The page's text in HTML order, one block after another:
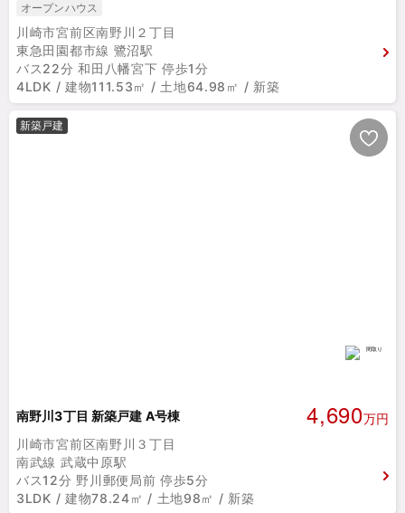
オープンハウス
川崎市宮前区南野川２丁目
東急田園都市線 鷺沼駅
バス22分 和田八幡宮下 停歩1分
4LDK / 建物111.53㎡ / 土地64.98㎡ / 新築
新築戸建
南野川3丁目 新築戸建 A号棟 4,690万円
川崎市宮前区南野川３丁目
南武線 武蔵中原駅
バス12分 野川郵便局前 停歩5分
3LDK / 建物78.24㎡ / 土地98㎡ / 新築